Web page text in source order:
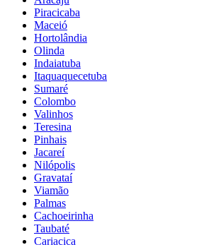
Piracicaba
Maceió
Hortolândia
Olinda
Indaiatuba
Itaquaquecetuba
Sumaré
Colombo
Valinhos
Teresina
Pinhais
Jacareí
Nilópolis
Gravataí
Viamão
Palmas
Cachoeirinha
Taubaté
Cariacica